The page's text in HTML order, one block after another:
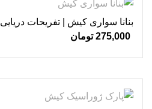
بنانا سواری کیش | تفریحات دریایی
کیش ♥
275,000 تومان
-12%